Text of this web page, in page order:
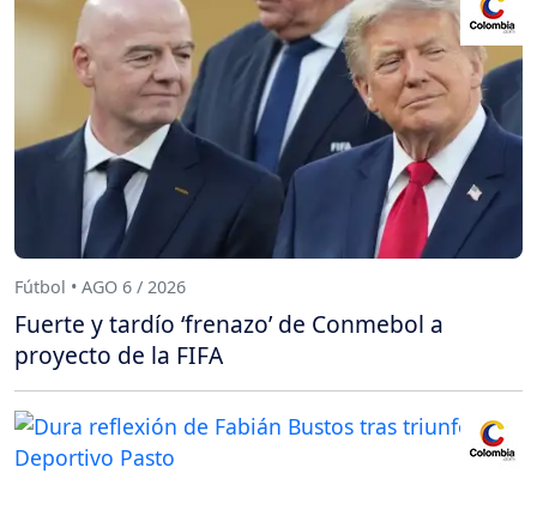
Fútbol • AGO 6 / 2026
Fuerte y tardío ‘frenazo’ de Conmebol a
proyecto de la FIFA